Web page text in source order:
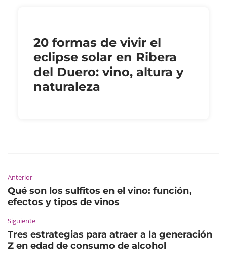
20 formas de vivir el
eclipse solar en Ribera
del Duero: vino, altura y
naturaleza
Anterior
Qué son los sulfitos en el vino: función,
efectos y tipos de vinos
Siguiente
Tres estrategias para atraer a la generación
Z en edad de consumo de alcohol